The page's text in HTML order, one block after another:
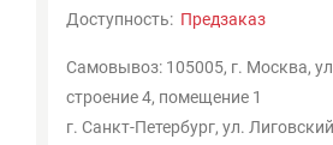
Доступность: Предзаказ
Самовывоз: 105005, г. Москва,
строение 4, помещение 1
г. Санкт-Петербург, ул.